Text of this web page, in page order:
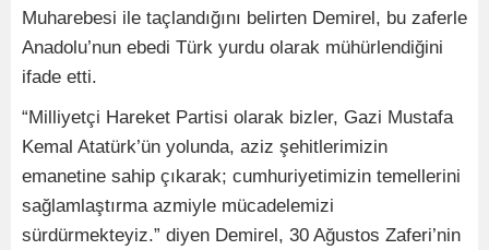
Muharebesi ile taçlandığını belirten Demirel, bu zaferle
Anadolu’nun ebedi Türk yurdu olarak mühürlendiğini
ifade etti.
“Milliyetçi Hareket Partisi olarak bizler, Gazi Mustafa
Kemal Atatürk’ün yolunda, aziz şehitlerimizin
emanetine sahip çıkarak; cumhuriyetimizin temellerini
sağlamlaştırma azmiyle mücadelemizi
sürdürmekteyiz.” diyen Demirel, 30 Ağustos Zaferi’nin